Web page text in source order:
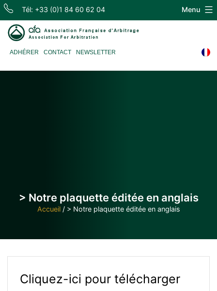
Skip
content
Tél: +33 (0)1 84 60 62 04
d'Arbitrage
ADHÉRER CONTACT NEWSLETTER
Menu
> Notre plaquette éditée en anglais
Accueil/ > Notre plaquette éditée en anglais
Cliquez-ici pour télécharger